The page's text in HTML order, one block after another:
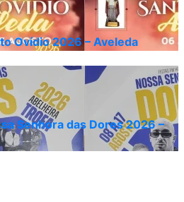
Ovídio 2026 – Aveleda
Senhora das Dores 2026 –